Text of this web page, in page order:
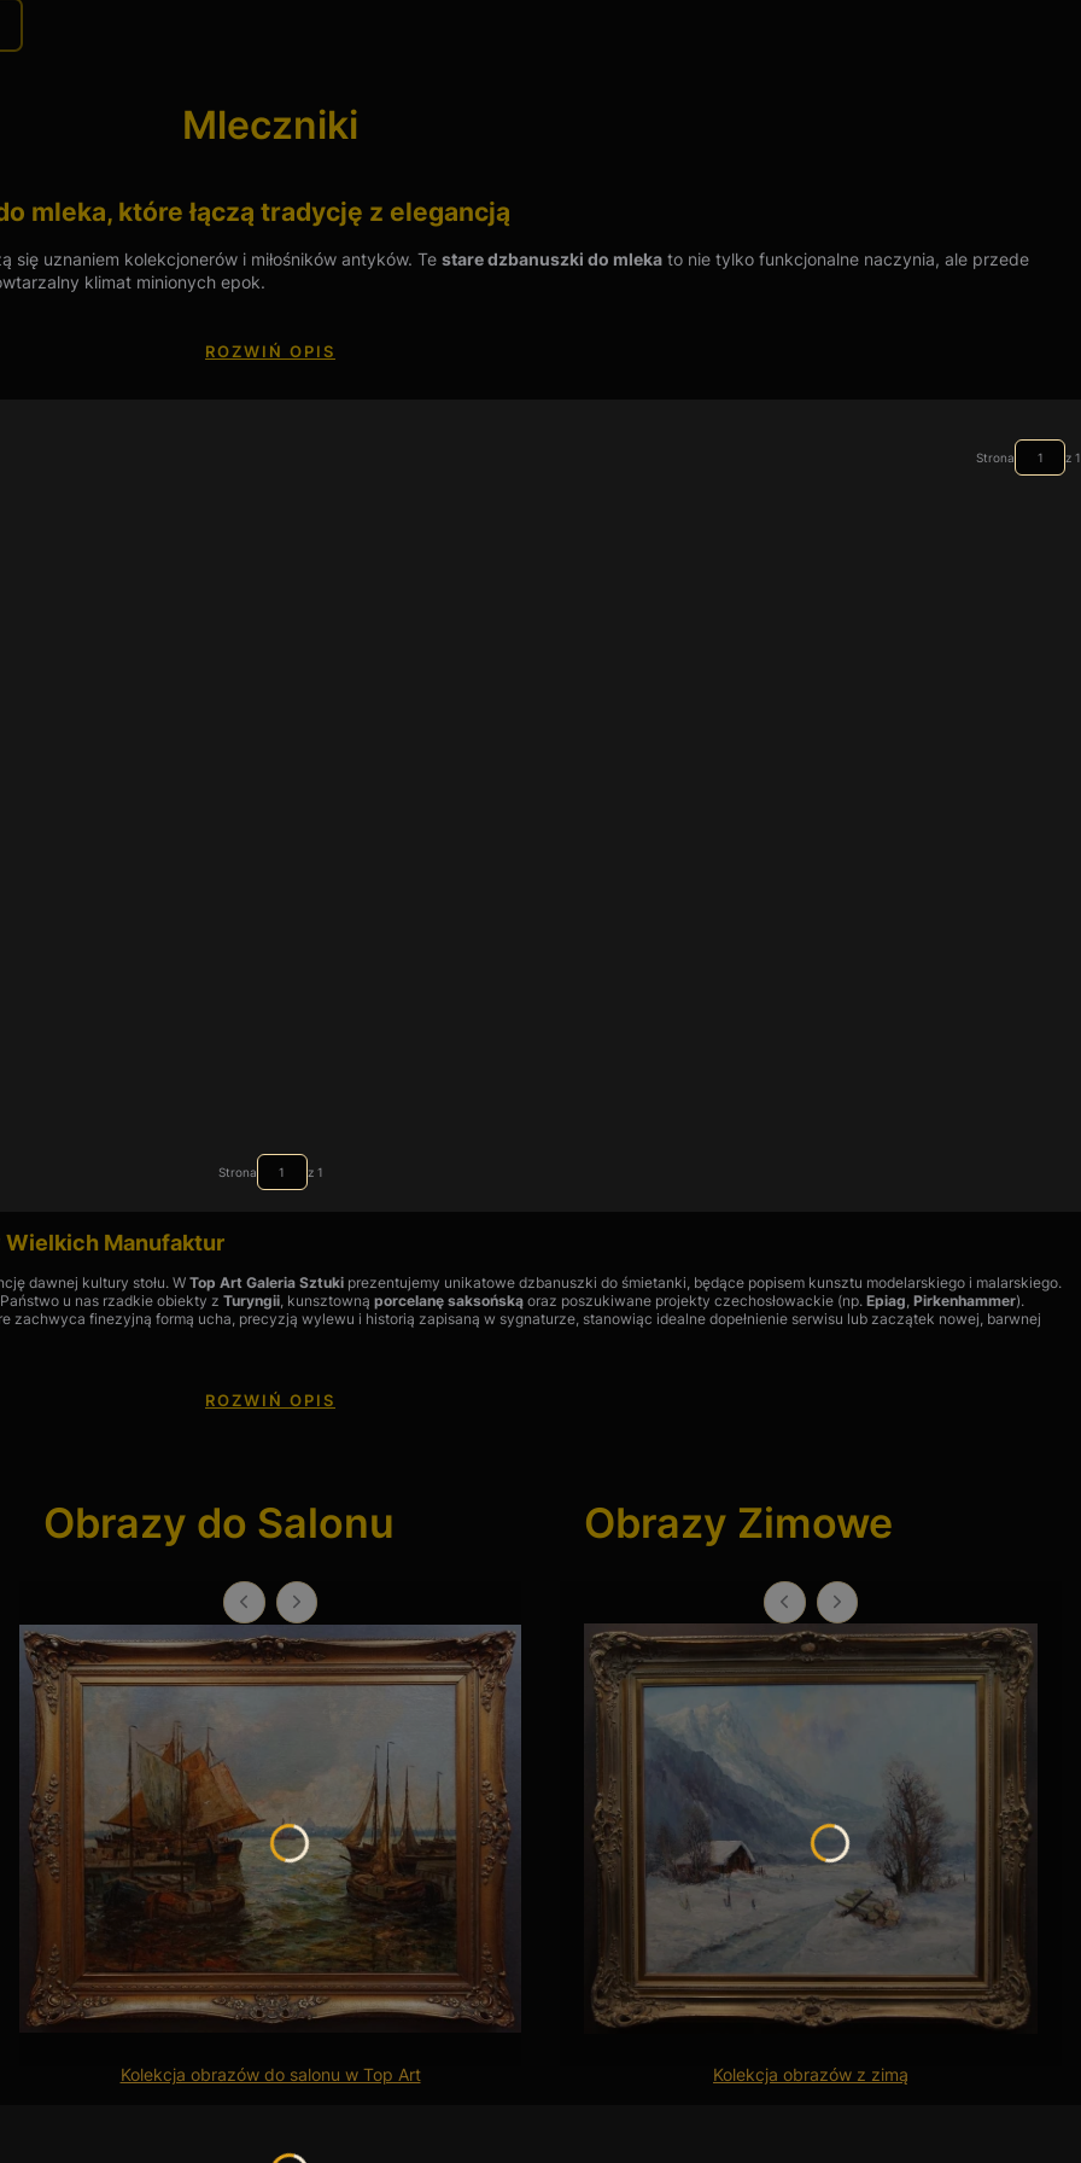
Mleczniki
mleka, które łączą tradycję z elegancją
uznaniem kolekcjonerów i miłośników antyków. Te stare dzbanuszki do mleka to nie tylko funkcjonalne naczynia, ale przede
klimat minionych epok.
stołowi.
wiele lat, zachowując swoje piękno.
naczynia, ale również cenne przedmioty kolekcjonerskie. Stare dzbanuszki do mleka stanowią doskonałą inwestycję, której
kiedy to ręcznie zdobione naczynia były symbolem wyrafinowanego smaku i dobrego wychowania.
podczas śniadań i spotkań towarzyskich, ale również dekoracyjną. Dzięki swojemu eleganckiemu wyglądowi i artystycznemu
arystokratycznych.
wnętrza to doskonały sposób na połączenie tradycji z nowoczesnym stylem. Oto kilka pomysłów na ich aranżację:
dekoracyjnego podczas rodzinnych śniadań lub uroczystych kolacji, podkreślając wyjątkowy charakter zastawy.
na półce lub w witrynie, tworząc mini galerię antyków, która opowie historię dawnych epok.
wyjątkowym prezentem dla miłośników historii, sztuki i designu, dodając uroku każdemu wnętrzu.
naczynia, które łączą w sobie funkcjonalność, historię i artystyczny kunszt dawnych rzemieślników. Ich klasyczny design, ręcznie
dodatkiem do codziennego życia, ale również cennym elementem kolekcji antyków. Wprowadź do swojego wnętrza nutę
ROZWIŃ OPIS
Strona z 1
Strona z 1
Wielkich Manufaktur
dawnej kultury stołu. W Top Art Galeria Sztuki prezentujemy unikatowe dzbanuszki do śmietanki, będące popisem kunsztu modelarskiego i malarskiego.
u nas rzadkie obiekty z Turyngii, kunsztowną porcelanę saksońską oraz poszukiwane projekty czechosłowackie (np. Epiag, Pirkenhammer).
zachwyca finezyjną formą ucha, precyzją wylewu i historią zapisaną w sygnaturze, stanowiąc idealne dopełnienie serwisu lub zaczątek nowej, barwnej
,Lichte
słynęły z niezwykle precyzyjnych, często figuralnych zdobień. Mleczniki z tego regionu często mają formę bardziej
jako małe formy rzeźbiarskie.
słynęły z doskonałej technologii i nowoczesnego podejścia do wzornictwa. Mleczniki marekPirkenhammerczyEpiagczęsto łączą klasyczną biel z
art déco, co czyni je gratką dla nowoczesnych kolekcjonerów.
wybitne manufaktury jak Drezno (Dresden)
. Saksońskie mleczniki to często "małe obrazy" – charakteryzują się gęstymi, ręcznie malowanymi bukietami
śniadaniu luksusowego charakteru.
zachęcamy do zbierania pojedynczych, unikatowych egzemplarzy z różnych fabryk. Kolekcja kilkunastu mleczników o różnych kształtach – od
niesamowitą historię europejskiej porcelany.
posiadają dopisek "Czechoslovakia", co pomaga datować je na okres po 1918 roku. WTop Artdokładnie weryfikujemy każde znamię, od turyńskich
przedmiotu.
ROZWIŃ OPIS
Obrazy do Salonu
Kolekcja obrazów do salonu w Top Art
Obrazy Zimowe
Kolekcja obrazów z zimą